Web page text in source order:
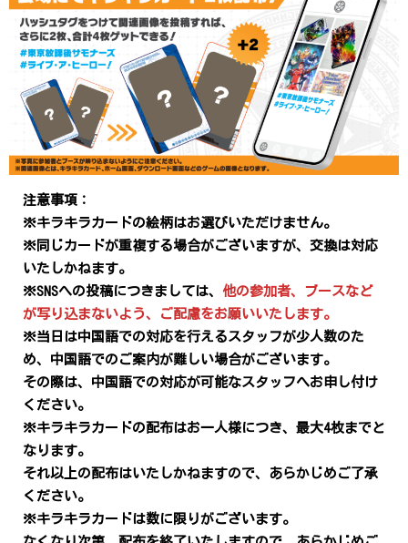
注意事項：
※キラキラカードの絵柄はお選びいただけません。
※同じカードが重複する場合がございますが、交換は対応
いたしかねます。
※SNSへの投稿につきましては、 他の参加者、ブースなど
が写り込まないよう、ご配慮をお願いいたします。
※当日は中国語での対応を行えるスタッフが少人数のた
め、中国語でのご案内が難しい場合がございます。
その際は、中国語での対応が可能なスタッフへお申し付け
ください。
※キラキラカードの配布はお一人様につき、最大4枚までと
なります。
それ以上の配布はいたしかねますので、あらかじめご了承
ください。
※キラキラカードは数に限りがございます。